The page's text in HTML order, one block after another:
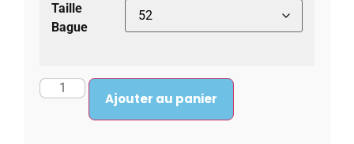
Taille
Bague
Ajouter au panier